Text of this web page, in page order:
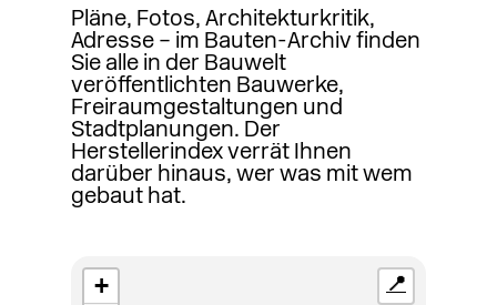
Pläne, Fotos, Architekturkritik,
Adresse – im Bauten-Archiv finden
Sie alle in der Bauwelt
veröffentlichten Bauwerke,
Freiraumgestaltungen und
Stadtplanungen. Der
Herstellerindex verrät Ihnen
darüber hinaus, wer was mit wem
gebaut hat.
+
📍